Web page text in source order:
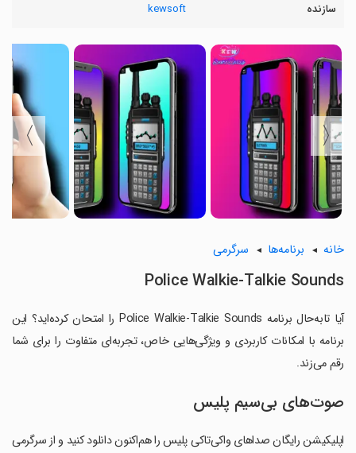
سازنده kewsoft
〈
〉
خانه برنامه‌ها سرگرمی
Police Walkie-Talkie Sounds
آیا تابه‌حال برنامه Police Walkie-Talkie Sounds را امتحان کرده‌اید؟ این
برنامه با امکانات کاربردی و ویژگی‌هایی خاص، تجربه‌ای متفاوت را برای شما
رقم می‌زند.
صوت‌های بی‌سیم پلیس
اپلیکیشن رایگان صداهای واکی‌تاکی پلیس را هم‌اکنون دانلود کنید و از سرگرمی